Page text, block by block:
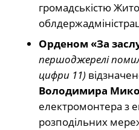
громадськістю
Орденом «За
першоджерелі
цифри 11)
Володимира
електромонтера з
розподільних